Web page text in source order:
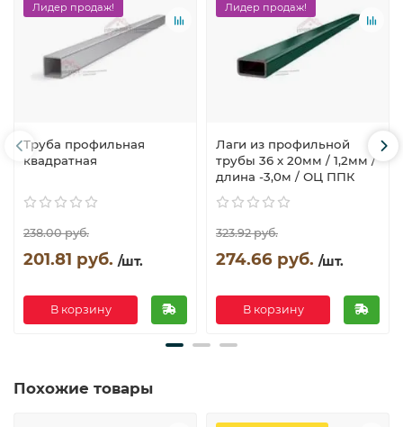
Лидер продаж!
Труба профильная
квадратная
238.00 руб.
201.81 руб. /шт.
В корзину
Лидер продаж!
Лаги из профильной
трубы 36 х 20мм / 1,2мм /
длина -3,0м / ОЦ ППК
323.92 руб.
274.66 руб. /шт.
В корзину
Похожие товары